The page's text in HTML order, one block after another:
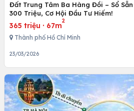
Đất Trung Tâm Ba Hàng Đồi – Sổ Sẵn
300 Triệu, Cơ Hội Đầu Tư Hiếm!
365 triệu · 67m
2
Thành phố Hồ Chí Minh
23/03/2026